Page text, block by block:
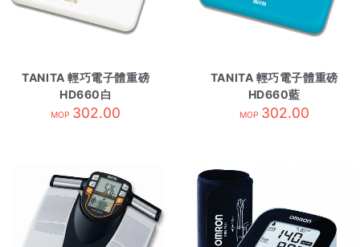
TANITA 輕巧電子體重磅
HD660白
MOP 302.00
TANITA 輕巧電子體重磅
HD660藍
MOP 302.00